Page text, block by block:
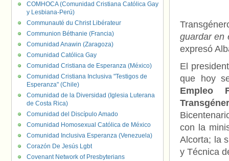
guardar en
expresó
El
que hoy
Empleo
con la
Alcorta; la
y Técnica
COMHOCA (Comunidad Cristiana Católica Gay
y Lesbiana-Perú)
Communauté du Christ Libérateur
Communion Béthanie (Francia)
Comunidad Anawin (Zaragoza)
Comunidad Católica Gay
Comunidad Cristiana de Esperanza (México)
Comunidad Cristiana Inclusiva "Testigos de
Esperanza" (Chile)
Comunidad de la Diversidad (Iglesia Luterana
de Costa Rica)
Comunidad del Discípulo Amado
Comunidad Homosexual Católica de México
Comunidad Inclusiva Esperanza (Venezuela)
Corazón De Jesús Lgbt
Covenant Network of Presbyterians